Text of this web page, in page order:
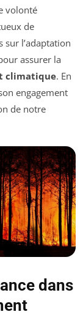
volonté
de
sur l’adaptation
assurer la
climatique. En
engagement
de notre
dans